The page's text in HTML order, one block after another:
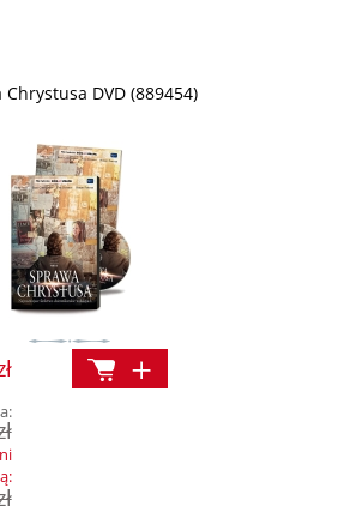
Chrystusa DVD (889454)